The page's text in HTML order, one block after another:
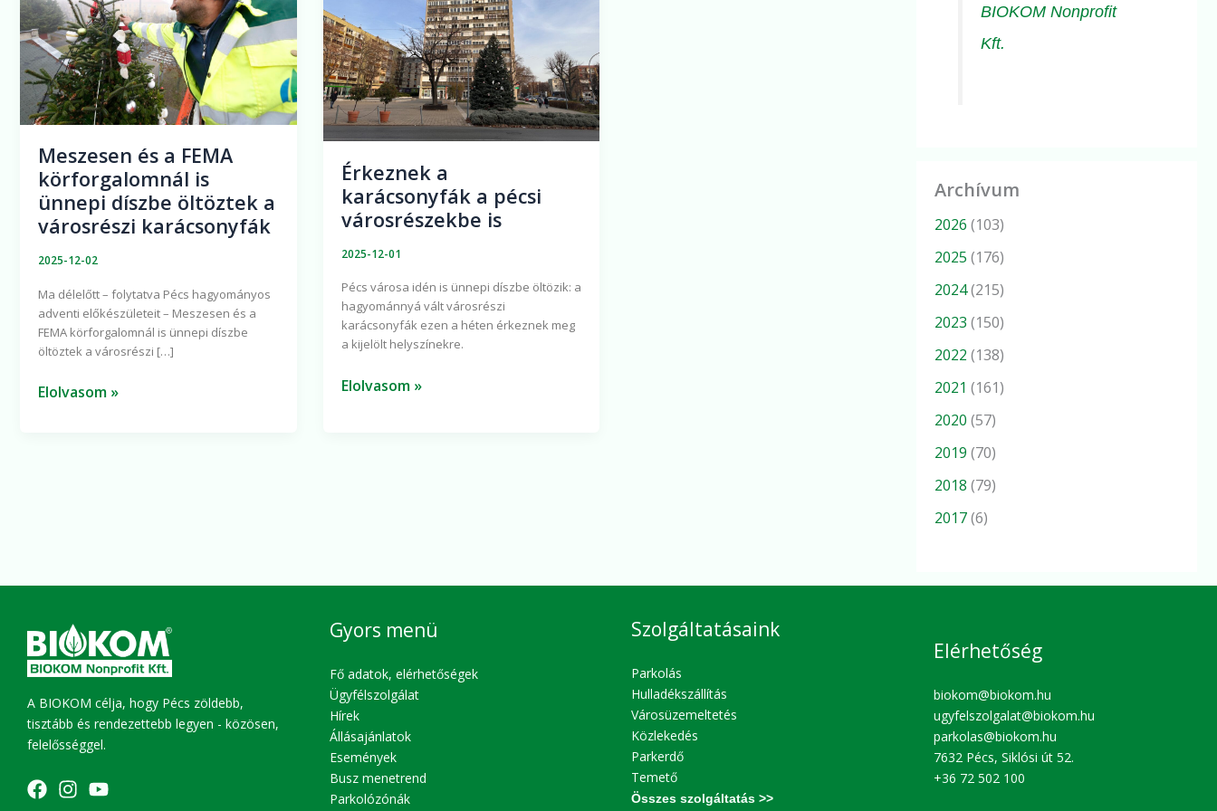
Meszesen és a FEMA
körforgalomnál is
ünnepi díszbe öltöztek a
városrészi karácsonyfák
2025-12-02
Ma délelőtt – folytatva Pécs hagyományos
adventi előkészületeit – Meszesen és a
FEMA körforgalomnál is ünnepi díszbe
öltöztek a városrészi […]
FEMA
körforgalomnál
is
ünnepi
díszbe
a
városrészi
karácsonyfák
Elolvasom »
Érkeznek a
karácsonyfák a pécsi
városrészekbe is
2025-12-01
Pécs városa idén is ünnepi díszbe öltözik: a
hagyománnyá vált városrészi
karácsonyfák ezen a héten érkeznek meg
a kijelölt helyszínekre.
a
pécsi
városrészekbe
is
Elolvasom »
BIOKOM Nonprofit
Kft.
Archívum
2026 (103)
2025 (176)
2024(215)
2023 (150)
2022 (138)
2021 (161)
2020 (57)
2019 (70)
2018 (79)
2017(6)
A BIOKOM célja, hogy Pécs zöldebb,
tisztább és rendezettebb legyen - közösen,
felelősséggel.
Gyors menü
Fő adatok, elérhetőségek
Ügyfélszolgálat
Hírek
Állásajánlatok
Események
Busz menetrend
Parkolózónák
Szolgáltatásaink
Parkolás
Hulladékszállítás
Városüzemeltetés
Közlekedés
Parkerdő
Temető
Összes szolgáltatás >>
Elérhetőség
biokom@biokom.hu
ugyfelszolgalat@biokom.hu
parkolas@biokom.hu
7632 Pécs, Siklósi út 52.
+36 72 502 100